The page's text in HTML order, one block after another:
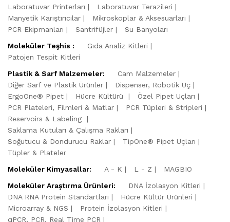
Laboratuvar Printerları
Laboratuvar Terazileri
Manyetik Karıştırıcılar
Mikroskoplar & Aksesuarları
PCR Ekipmanları
Santrifüjler
Su Banyoları
Moleküler Teşhis :
Gıda Analiz Kitleri
Patojen Tespit Kitleri
Plastik & Sarf Malzemeler:
Cam Malzemeler
Diğer Sarf ve Plastik Ürünler
Dispenser, Robotik Uç
ErgoOne® Pipet
Hücre Kültürü
Özel Pipet Uçları
PCR Plateleri, Filmleri & Matlar
PCR Tüpleri & Stripleri
Reservoirs & Labeling
Saklama Kutuları & Çalışma Rakları
Soğutucu & Dondurucu Raklar
TipOne® Pipet Uçları
Tüpler & Plateler
Moleküler Kimyasallar:
A - K L - Z
MAGBIO
Moleküler Araştırma Ürünleri:
DNA İzolasyon Kitleri
DNA RNA Protein Standartları
Hücre Kültür Ürünleri
Microarray & NGS
Protein İzolasyon Kitleri
qPCR, PCR, Real Time PCR